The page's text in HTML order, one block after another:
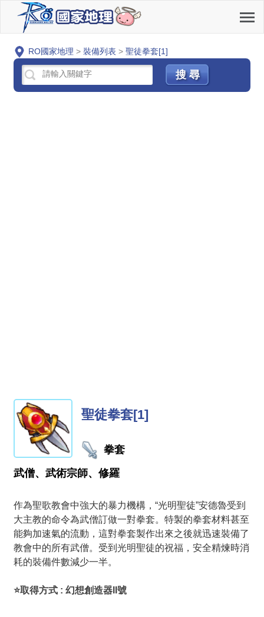
RO國家地理 > 裝備列表 > 聖徒拳套[1]
聖徒拳套[1]
拳套
武僧、武術宗師、修羅
作為聖歌教會中強大的暴力機構，“光明聖徒”安德魯受到
大主教的命令為武僧訂做一對拳套。特製的拳套材料甚至
能夠加速氣的流動，這對拳套製作出來之後就迅速裝備了
教會中的所有武僧。受到光明聖徒的祝福，安全精煉時消
耗的裝備件數減少一半。
⭐取得方式 : 幻想創造器II號